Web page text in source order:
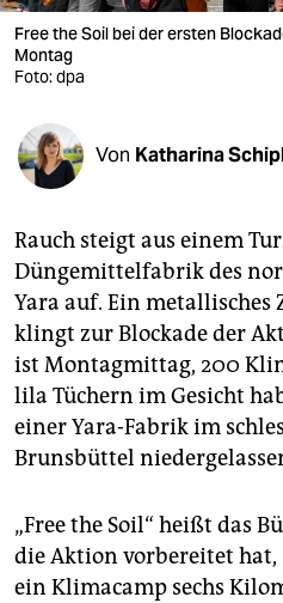
verlag
veranstaltungen
fragen & hilfe
abo
genossenschaft
epaper login
Free the Soil bei der ersten
Montag
Foto: dpa
Von Katharina
Rauch steigt aus einem
Düngemittelfabrik des
Yara auf. Ein
klingt zur Blockade der
ist Montagmittag, 200
lila Tüchern im Gesicht
einer Yara-Fabrik im
Brunsbüttel
„Free the Soil“ heißt das
die Aktion vorbereitet hat,
ein Klimacamp sechs